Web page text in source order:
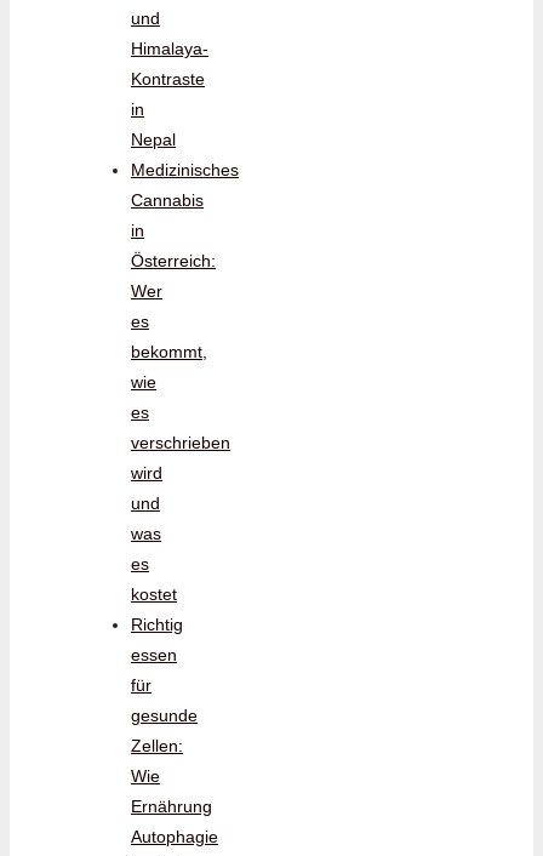
und
Himalaya-
Kontraste
in
Nepal
Medizinisches
Cannabis
in
Österreich:
Wer
es
bekommt,
wie
es
verschrieben
wird
und
was
es
kostet
Richtig
essen
für
gesunde
Zellen:
Wie
Ernährung
Autophagie